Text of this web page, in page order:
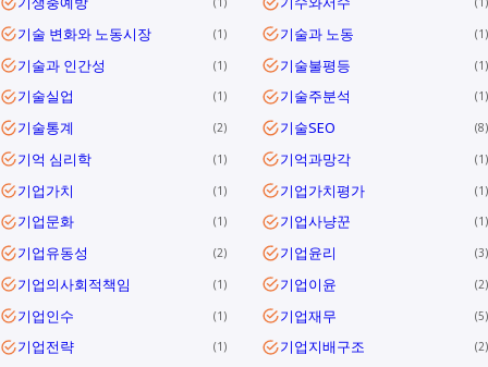
기술 변화와 노동시장 1 기술과 노동 1
기술과 인간성 1 기술불평등 1
기술실업 1 기술주분석 1
기술통계 2 기술SEO 8
기억 심리학 1 기억과망각 1
기업가치 1 기업가치평가 1
기업문화 1 기업사냥꾼 1
기업유동성 2 기업윤리 3
기업의사회적책임 1 기업이윤 2
기업인수 1 기업재무 5
기업전략 1 기업지배구조 2